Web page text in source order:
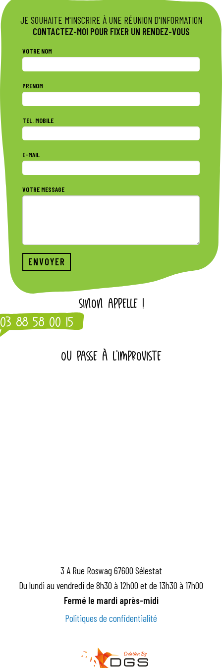
JE SOUHAITE M'INSCRIRE À UNE RÉUNION D'INFORMATION
CONTACTEZ-MOI POUR FIXER UN RENDEZ-VOUS
VOTRE NOM
PRENOM
TEL. MOBILE
E-MAIL
VOTRE MESSAGE
SINON APPELLE !
03 88 58 00 15
OU PASSE À L'IMPROVISTE
3 A Rue Roswag 67600 Sélestat
Du lundi au vendredi de 8h30 à 12h00 et de 13h30 à 17h00
Fermé le mardi après-midi
Politiques de confidentialité